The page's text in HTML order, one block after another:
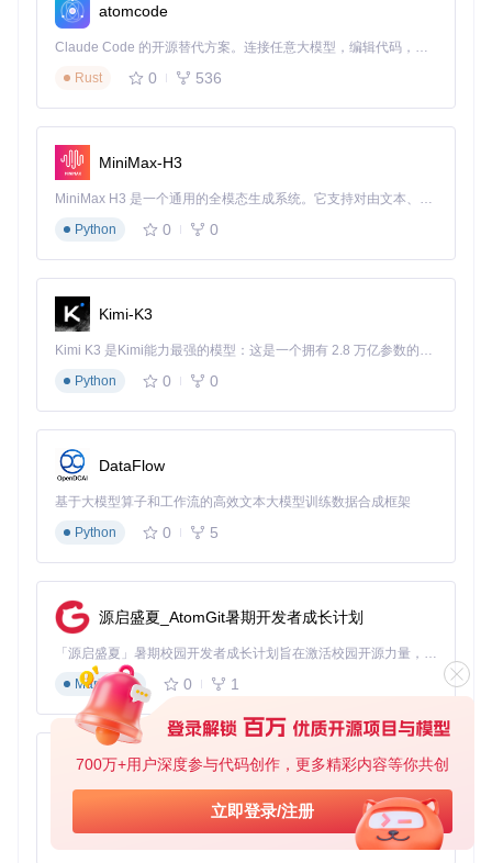
700万+用户深度参与代码创作，更多精彩内容等你共创
立即登录/注册
CNV检测的生物学基础与算法框架
变会导致相应mRNA表达水平的变化。当某一染色体区域发生
InferCNV采用三步分析框架实现CNV推断：
数据标准化：消除测序深度、基因长度等技术因素影响
偏差
分段与平滑：通过隐马尔可夫模型（HMM）识别CNV区域
边界
📊研究小贴士 ：InferCNV默认假设正常细胞群体的基因表达
水平呈正态分布，因此选择高质量的正常细胞参照组对分析结
分析任务：
数据预处理模块 [R/data.R]
该模块负责原始表达矩阵的标准化和质量控制，主要步骤包
去除低表达基因
细胞间表达量的标准化
异常值检测与过滤
关键参数推荐：
最小表达基因数：每个细胞至少表达200个基因
最小细胞数：每个基因至少在3个细胞中表达
标准化方法：推荐使用"median"或"quantile"方法
隐马尔可夫模型模块 [R/inferCNV_HMM.R]
HMM模块是InferCNV的核心，用于识别染色体上的CNV区
atomcode
Claude Code 的开源替代方案。连接任意大模型，编辑代码，运行命令，自动验证 — 全自动执行。用 Rust 构建，极致性能。 ｜ An open-source alternative to Claude Code. Connect any LLM, edit code, run commands, and verify changes — autonomously. Built in Rust for speed. Get Started
Rust
0 536
MiniMax-H3
MiniMax H3 是一个通用的全模态生成系统。它支持对由文本、图像、视频和音频组成的多模态上下文进行统一理解，并能生成分辨率高达 2K、时长可达 15 秒的带原生立体声音频的视频。得益于面向任务泛化的系统设计，H3 在预训练阶段就已具备广泛的多模态上下文理解与生成能力，能够出色地执行复杂的多模态指令。
Python
0 0
Kimi-K3
Kimi K3 是Kimi能力最强的模型：这是一个拥有 2.8 万亿参数的混合专家（MoE）模型，具备原生视觉理解能力，并支持 100 万 token 的上下文窗口。
Python
0 0
DataFlow
基于大模型算子和工作流的高效文本大模型训练数据合成框架
Python
0 5
源启盛夏_AtomGit暑期开发者成长计划
「源启盛夏」暑期校园开发者成长计划旨在激活校园开源力量，通过积分激励、认证扶持、资源倾斜等形式，引导高校组织和开发者完成「入驻 — 建项目 — 做贡献 — 获认证 — 得资源」的完整闭环。无论你是想带领社团入驻平台的组织者，还是希望用代码贡献证明自己的开发者，都能在这里找到属于你的成长路径。
Markdown
0 1
py-xiaozhi
基于Python的Xiaozhi AI，适用于想要完整Xiaozhi体验而无需拥有专用硬件的用户。
Python
0 1